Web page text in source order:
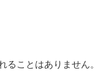
ることはありません。